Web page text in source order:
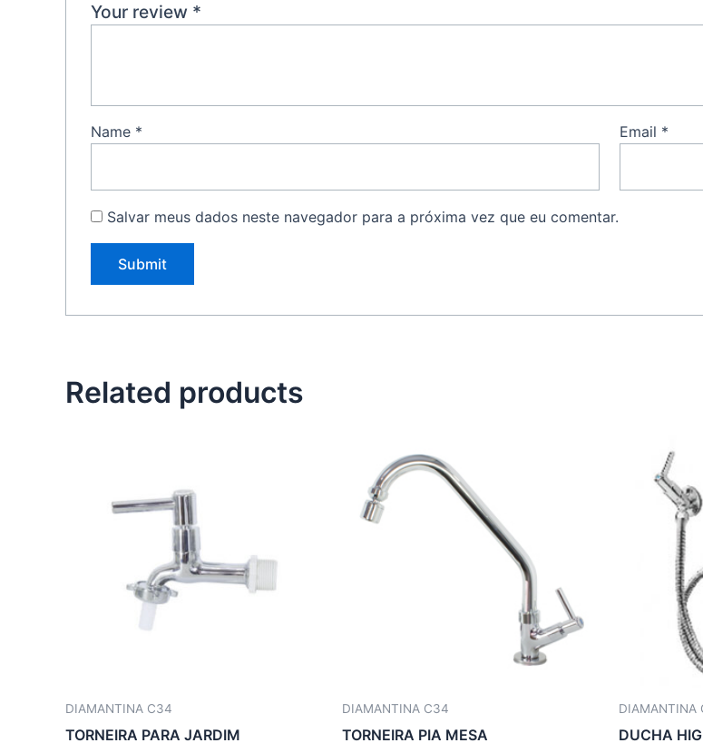
Your review *
Name * Email *
Salvar meus dados neste navegador para a próxima vez que eu comentar.
Related products
DIAMANTINA C34
TORNEIRA PARA JARDIM
DIAMANTINA C34
TORNEIRA PIA MESA
DIAMANTINA
DUCHA